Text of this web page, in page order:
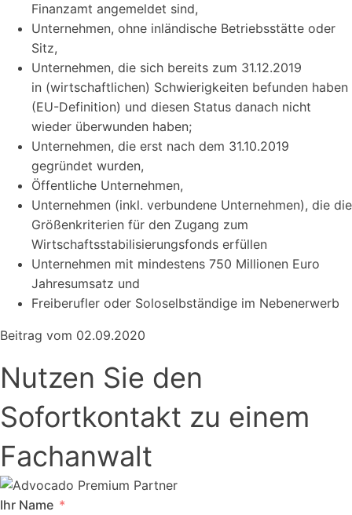
Finanzamt angemeldet sind,
Unternehmen, ohne inländische Betriebsstätte oder
Sitz,
Unternehmen, die sich bereits zum 31.12.2019
in (wirtschaftlichen) Schwierigkeiten befunden haben
(EU-Definition) und diesen Status danach nicht
wieder überwunden haben;
Unternehmen, die erst nach dem 31.10.2019
gegründet wurden,
Öffentliche Unternehmen,
Unternehmen (inkl. verbundene Unternehmen), die die
Größenkriterien für den Zugang zum
Wirtschaftsstabilisierungsfonds erfüllen
Unternehmen mit mindestens 750 Millionen Euro
Jahresumsatz und
Freiberufler oder Soloselbständige im Nebenerwerb
Beitrag vom 02.09.2020
Nutzen Sie den
Sofortkontakt zu einem
Fachanwalt
Ihr Name